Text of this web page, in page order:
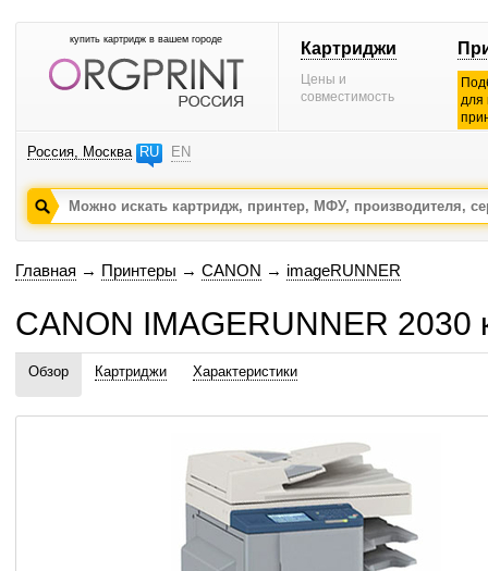
купить картридж в вашем городе Картриджи
Цены и
совместимость
для
Россия, Москва RU EN
Главная → Принтеры → CANON → imageRUNNER
CANON IMAGERUNNER
Обзор Картриджи Характеристики